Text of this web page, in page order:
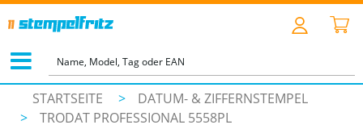
STARTSEITE >
DATUM- & ZIFFERNSTEMPEL
>
TRODAT PROFESSIONAL 5558PL